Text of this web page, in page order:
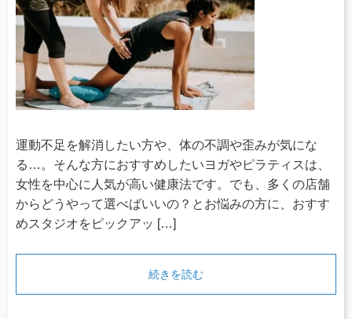
運動不足を解消したい方や、体の不調や歪みが気にな
る…。そんな方におすすめしたいヨガやピラティスは、
女性を中心に人気が高い健康法です。でも、多くの店舗
からどうやって選べばいいの？とお悩みの方に、おすす
めスタジオをピックアッ […]
続きを読む